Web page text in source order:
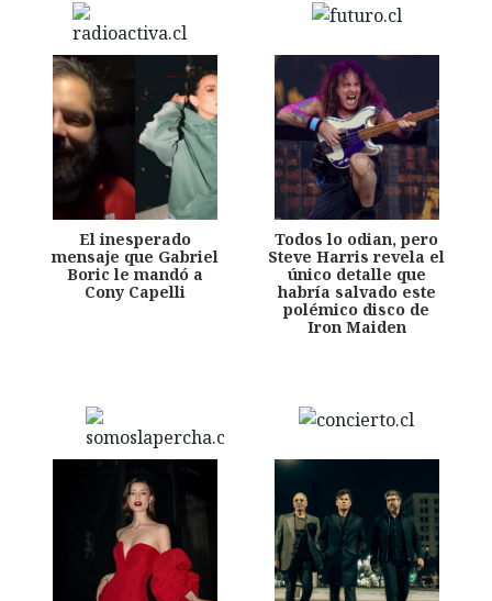
El inesperado
mensaje que Gabriel
Boric le mandó a
Cony Capelli
Todos lo odian, pero
Steve Harris revela el
único detalle que
habría salvado este
polémico disco de
Iron Maiden